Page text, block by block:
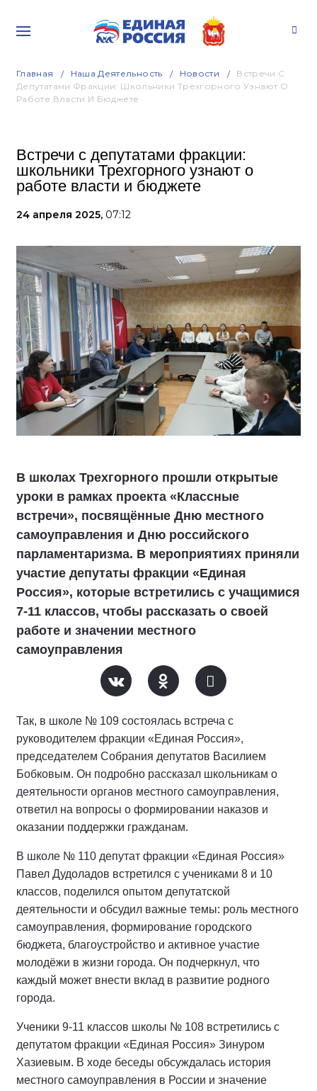
Главная Наша Деятельность Новости
Встречи С
Депутатами Фракции: Школьники Трехгорного Узнают О
Работе Власти И Бюджете
Встречи с депутатами фракции:
школьники Трехгорного узнают о
работе власти и бюджете
24 апреля 2025, 07:12
В школах Трехгорного прошли открытые
уроки в рамках проекта «Классные
встречи», посвящённые Дню местного
самоуправления и Дню российского
парламентаризма. В мероприятиях приняли
участие депутаты фракции «Единая
Россия», которые встретились с учащимися
7-11 классов, чтобы рассказать о своей
работе и значении местного
самоуправления
Так, в школе № 109 состоялась встреча с
руководителем фракции «Единая Россия»,
председателем Собрания депутатов Василием
Бобковым. Он подробно рассказал школьникам о
деятельности органов местного самоуправления,
ответил на вопросы о формировании наказов и
оказании поддержки гражданам.
В школе № 110 депутат фракции «Единая Россия»
Павел Дудоладов встретился с учениками 8 и 10
классов, поделился опытом депутатской
деятельности и обсудил важные темы: роль местного
самоуправления, формирование городского
бюджета, благоустройство и активное участие
молодёжи в жизни города. Он подчеркнул, что
каждый может внести вклад в развитие родного
города.
Ученики 9-11 классов школы № 108 встретились с
депутатом фракции «Единая Россия» Зинуром
Хазиевым. В ходе беседы обсуждалась история
местного самоуправления в России и значение